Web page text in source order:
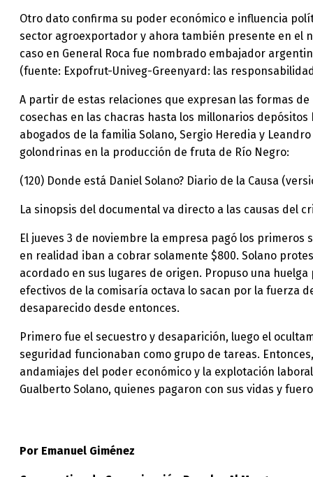
Otro dato confirma su poder económico e influencia
sector agroexportador y ahora también presente en el
caso en General Roca fue nombrado embajador
(fuente: Expofrut-Univeg-Greenyard: las
A partir de estas relaciones que expresan las formas
cosechas en las chacras hasta los millonarios
abogados de la familia Solano, Sergio Heredia y
golondrinas en la producción de fruta de Río Negro:
(120) Donde está Daniel Solano? Diario de la Causa
La sinopsis del documental va directo a las causas del
El jueves 3 de noviembre la empresa pagó los
en realidad iban a cobrar solamente $800. Solano
acordado en sus lugares de origen. Propuso una
efectivos de la comisaría octava lo sacan por la fuerza
desaparecido desde entonces.
Primero fue el secuestro y desaparición, luego el
seguridad funcionaban como grupo de tareas.
andamiajes del poder económico y la explotación
Gualberto Solano, quienes pagaron con sus vidas y
Por Emanuel Giménez